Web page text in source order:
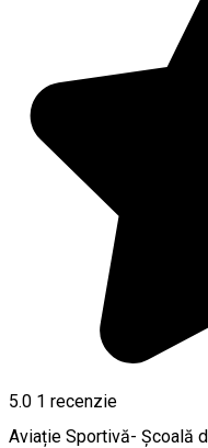
5.0 1 recenzie
Aviație Sportivă- Şcoală